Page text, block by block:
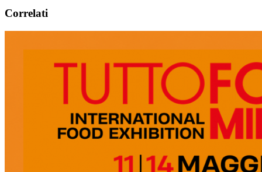
Correlati